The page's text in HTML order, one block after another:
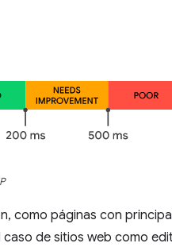
como páginas con
de sitios web como